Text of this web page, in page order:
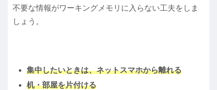
不要な情報がワーキングメモリに入らない工夫をしま
しょう。
集中したいときは、ネットスマホから離れる
机・部屋を片付ける